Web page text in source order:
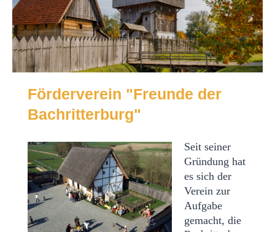
Förderverein "Freunde der
Bachritterburg"
Seit seiner
Gründung hat
es sich der
Verein zur
Aufgabe
gemacht, die